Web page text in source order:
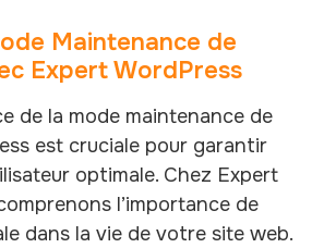
Maintenance de
Expert WordPress
de la mode maintenance de
est cruciale pour garantir
optimale. Chez Expert
l’importance de
dans la vie de votre site web.